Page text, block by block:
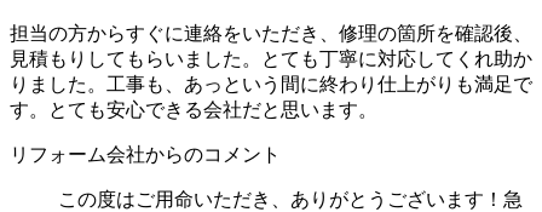
担当の方からすぐに連絡をいただき、修理の箇所を確認後、
見積もりしてもらいました。とても丁寧に対応してくれ助か
りました。工事も、あっという間に終わり仕上がりも満足で
す。とても安心できる会社だと思います。
リフォーム会社からのコメント
この度はご用命いただき、ありがとうございます！急